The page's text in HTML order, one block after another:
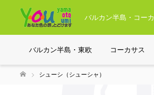
バルカン半島・コー
バルカン半島・東欧 コーカサス
シューシ（シューシャ）